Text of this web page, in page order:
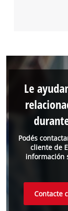
Podés
cliente de
información
Le
Contacte